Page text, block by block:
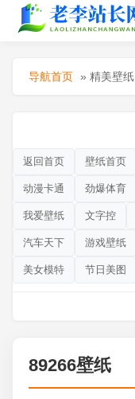
导航首页 » 精美壁纸
返回首页 壁纸首页
动漫卡通 劲爆体育
我爱壁纸 文字控
汽车天下 游戏壁纸
美女模特 节日美图
89266壁纸